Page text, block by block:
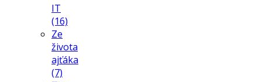
IT
(16)
Ze
života
ajťáka
(7)